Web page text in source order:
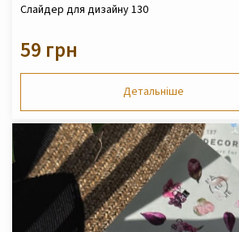
Слайдер для дизайну 130
59 грн
Детальніше